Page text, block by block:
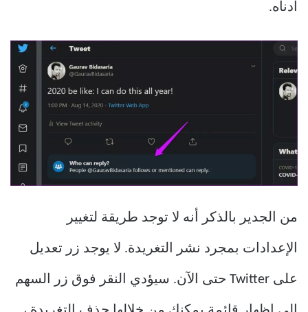
أدناه.
من الجدير بالذكر أنه لا توجد طريقة لتغيير
الإعدادات بمجرد نشر التغريدة. لا يوجد زر تعديل
على Twitter حتى الآن. سيؤدي النقر فوق زر السهم